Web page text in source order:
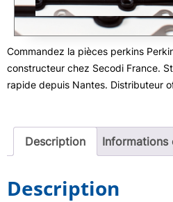
Commandez la pièces perkins
constructeur chez Secodi France.
rapide depuis Nantes. Distributeur
Description Informations
Description